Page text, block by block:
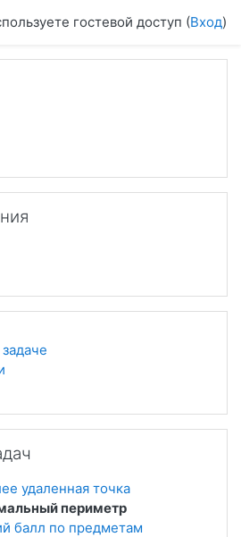
гостевой доступ (Вход)
удаленная точка
периметр
балл по предметам